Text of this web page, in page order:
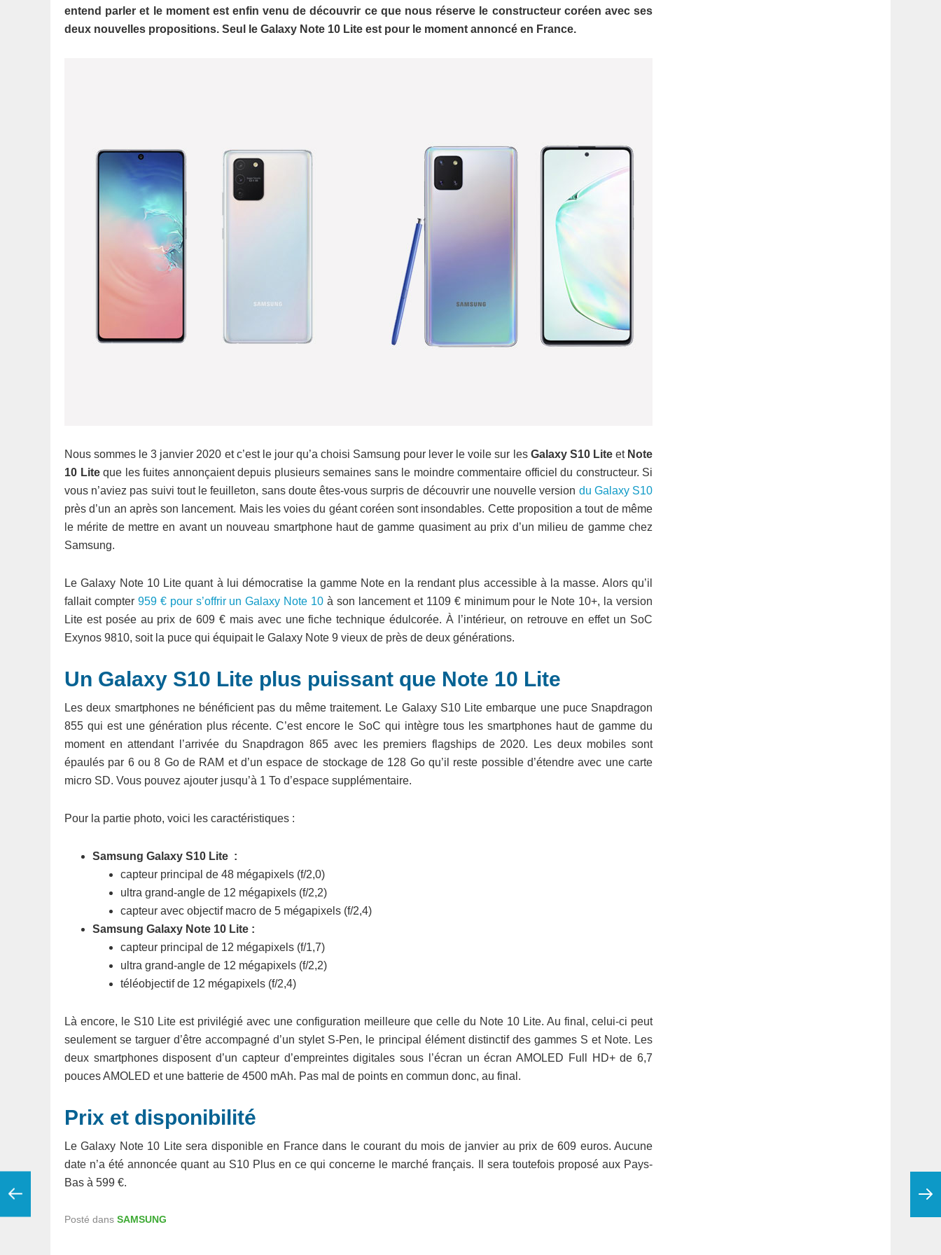
entend parler et le moment est enfin venu de découvrir ce que nous réserve le constructeur coréen avec ses
deux nouvelles propositions. Seul le Galaxy Note 10 Lite est pour le moment annoncé en France.
Nous sommes le 3 janvier 2020 et c’est le jour qu’a choisi Samsung pour lever le voile sur les Galaxy S10 Liteet Note
10 Liteque les fuites annonçaient depuis plusieurs semaines sans le moindre commentaire officiel du constructeur. Si
vous n’aviez pas suivi tout le feuilleton, sans doute êtes-vous surpris de découvrir une nouvelle version du Galaxy S10
près d’un an après son lancement. Mais les voies du géant coréen sont insondables. Cette proposition a tout de même
le mérite de mettre en avant un nouveau smartphone haut de gamme quasiment au prix d’un milieu de gamme chez
Samsung.
Le Galaxy Note 10 Lite quant à lui démocratise la gamme Note en la rendant plus accessible à la masse. Alors qu’il
fallait compter 959 € pour s’offrir un Galaxy Note 10 à son lancement et 1109 € minimum pour le Note 10+, la version
Lite est posée au prix de 609 € mais avec une fiche technique édulcorée. À l’intérieur, on retrouve en effet un SoC
Exynos 9810, soit la puce qui équipait le Galaxy Note 9 vieux de près de deux générations.
Un Galaxy S10 Lite plus puissant que Note 10 Lite
Les deux smartphones ne bénéficient pas du même traitement. Le Galaxy S10 Lite embarque une puce Snapdragon
855 qui est une génération plus récente. C’est encore le SoC qui intègre tous les smartphones haut de gamme du
moment en attendant l’arrivée du Snapdragon 865 avec les premiers flagships de 2020. Les deux mobiles sont
épaulés par 6 ou 8 Go de RAM et d’un espace de stockage de 128 Go qu’il reste possible d’étendre avec une carte
micro SD. Vous pouvez ajouter jusqu’à 1 To d’espace supplémentaire.
Pour la partie photo, voici les caractéristiques :
Samsung Galaxy S10 Lite :
capteur principal de 48 mégapixels (f/2,0)
ultra grand-angle de 12 mégapixels (f/2,2)
capteur avec objectif macro de 5 mégapixels (f/2,4)
Samsung Galaxy Note 10 Lite :
capteur principal de 12 mégapixels (f/1,7)
ultra grand-angle de 12 mégapixels (f/2,2)
téléobjectif de 12 mégapixels (f/2,4)
Là encore, le S10 Lite est privilégié avec une configuration meilleure que celle du Note 10 Lite. Au final, celui-ci peut
seulement se targuer d’être accompagné d’un stylet S-Pen, le principal élément distinctif des gammes S et Note. Les
deux smartphones disposent d’un capteur d’empreintes digitales sous l’écran un écran AMOLED Full HD+ de 6,7
pouces AMOLED et une batterie de 4500 mAh. Pas mal de points en commun donc, au final.
Prix et disponibilité
Le Galaxy Note 10 Lite sera disponible en France dans le courant du mois de janvier au prix de 609 euros. Aucune
date n’a été annoncée quant au S10 Plus en ce qui concerne le marché français. Il sera toutefois proposé aux Pays-
Bas à 599 €.
Posté dans SAMSUNG